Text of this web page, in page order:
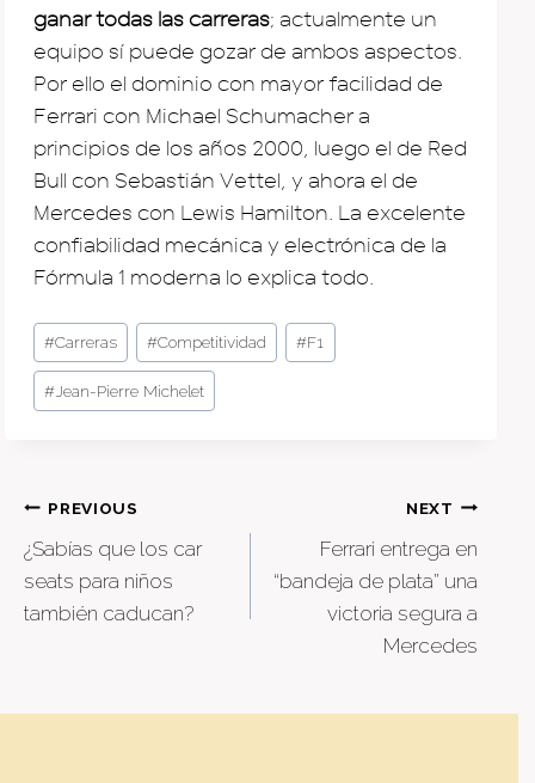
ganar todas las carreras; actualmente un
equipo sí puede gozar de ambos aspectos.
Por ello el dominio con mayor facilidad de
Ferrari con Michael Schumacher a
principios de los años 2000, luego el de Red
Bull con Sebastián Vettel, y ahora el de
Mercedes con Lewis Hamilton. La excelente
confiabilidad mecánica y electrónica de la
Fórmula 1 moderna lo explica todo.
Post
Tags:
#Carreras #Competitividad #F1
# Jean-Pierre Michelet
Post
navigation
PREVIOUS
¿Sabías que los car
seats para niños
también caducan?
NEXT
Ferrari entrega en
“bandeja de plata” una
victoria segura a
Mercedes